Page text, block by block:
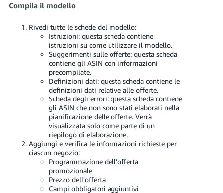
Compila il modello
Rivedi tutte le schede del modello:
Istruzioni: questa scheda contiene
istruzioni su come utilizzare il modello.
Suggerimenti sulle offerte: questa scheda
contiene gli ASIN con informazioni
precompilate.
Definizioni dati: questa scheda contiene le
definizioni dati relative alle offerte.
Scheda degli errori: questa scheda contiene
gli ASIN che non sono stati elaborati nella
pianificazione delle offerte. Verrà
visualizzata solo come parte di un
riepilogo di elaborazione.
Aggiungi e verifica le informazioni richieste per
ciascun negozio:
Programmazione dell'offerta
promozionale
Prezzo dell'offerta
Campi obbligatori aggiuntivi